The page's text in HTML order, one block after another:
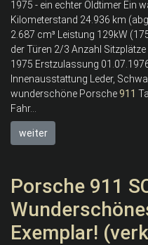
1975 - ein echter Oldtimer Ein
Kilometerstand 24.936 km
2.687 cm³ Leistung 129kW
der Türen 2/3 Anzahl
1975 Erstzulassung
Innenausstattung Leder,
wunderschöne Porsche911
Fahr...
weiter
Porsche 911
Exemplar!